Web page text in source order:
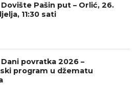
Dovište Pašin put – Orlić, 26.
11:30 sati
Dani povratka 2026 –
program u džematu